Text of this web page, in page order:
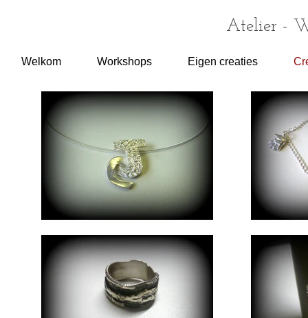
Atelier -
Welkom Workshops Eigen creaties